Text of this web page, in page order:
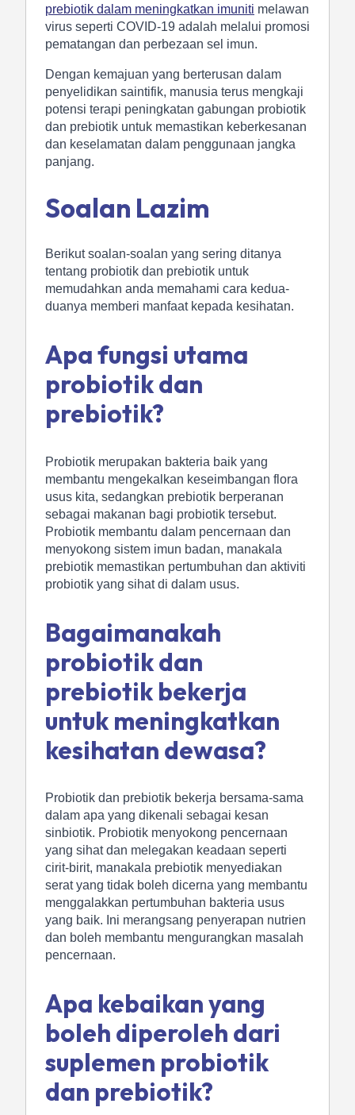
prebiotik dalam meningkatkan imuniti melawan
virus seperti COVID-19 adalah melalui promosi
pematangan dan perbezaan sel imun.
Dengan kemajuan yang berterusan dalam
penyelidikan saintifik, manusia terus mengkaji
potensi terapi peningkatan gabungan probiotik
dan prebiotik untuk memastikan keberkesanan
dan keselamatan dalam penggunaan jangka
panjang.
Soalan Lazim
Berikut soalan-soalan yang sering ditanya
tentang probiotik dan prebiotik untuk
memudahkan anda memahami cara kedua-
duanya memberi manfaat kepada kesihatan.
Apa fungsi utama
probiotik dan
prebiotik?
Probiotik merupakan bakteria baik yang
membantu mengekalkan keseimbangan flora
usus kita, sedangkan prebiotik berperanan
sebagai makanan bagi probiotik tersebut.
Probiotik membantu dalam pencernaan dan
menyokong sistem imun badan, manakala
prebiotik memastikan pertumbuhan dan aktiviti
probiotik yang sihat di dalam usus.
Bagaimanakah
probiotik dan
prebiotik bekerja
untuk meningkatkan
kesihatan dewasa?
Probiotik dan prebiotik bekerja bersama-sama
dalam apa yang dikenali sebagai kesan
sinbiotik. Probiotik menyokong pencernaan
yang sihat dan melegakan keadaan seperti
cirit-birit, manakala prebiotik menyediakan
serat yang tidak boleh dicerna yang membantu
menggalakkan pertumbuhan bakteria usus
yang baik. Ini merangsang penyerapan nutrien
dan boleh membantu mengurangkan masalah
pencernaan.
Apa kebaikan yang
boleh diperoleh dari
suplemen probiotik
dan prebiotik?